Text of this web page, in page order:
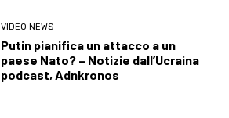
VIDEO NEWS
Putin pianifica un attacco a un
paese Nato? – Notizie dall’Ucraina
podcast, Adnkronos